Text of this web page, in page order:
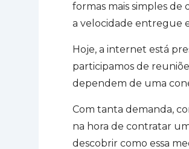
formas mais simples de
a velocidade entregue
Hoje, a internet está
participamos de
dependem de uma
Com tanta demanda,
na hora de contratar
descobrir como essa